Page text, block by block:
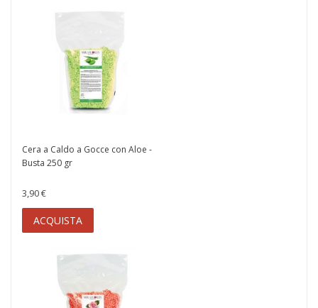
Cera a Caldo a Gocce con Aloe -
Busta 250 gr
3,90 €
ACQUISTA